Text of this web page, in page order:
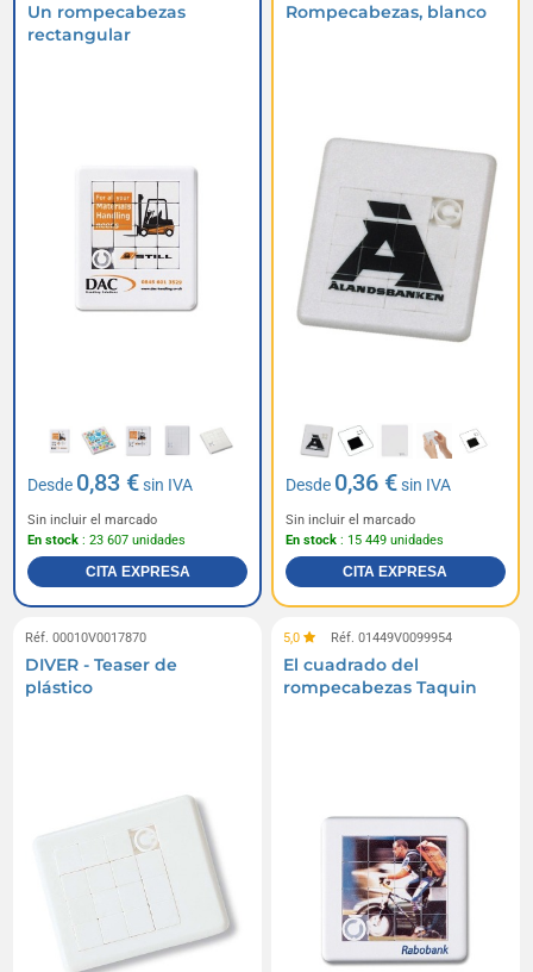
Un rompecabezas
rectangular
Desde 0,83 €sin IVA
Sin incluir el marcado
En stock : 23 607 unidades
CITA EXPRESA
Rompecabezas, blanco
Desde 0,36 €sin IVA
Sin incluir el marcado
En stock : 15 449 unidades
CITA EXPRESA
Réf. 00010V0017870
DIVER - Teaser de
plástico
5,0 Réf. 01449V0099954
El cuadrado del
rompecabezas Taquin